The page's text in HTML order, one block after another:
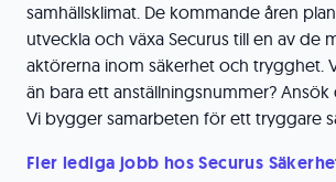
samhällsklimat. De kommande åren
utveckla och växa Securus till en av de
aktörerna inom säkerhet och trygghet.
än bara ett anställningsnummer?
Vi bygger samarbeten för ett tryggare
Fler lediga jobb hos Securus